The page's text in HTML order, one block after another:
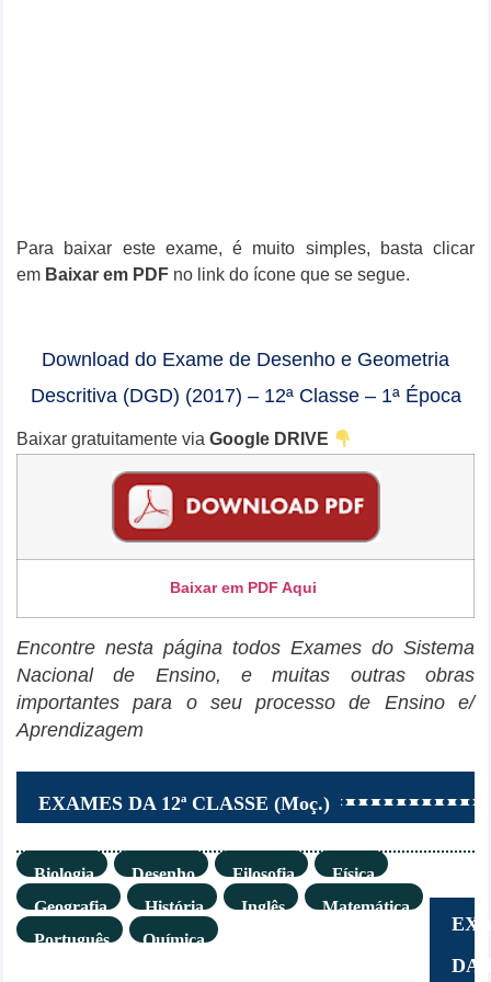
Para baixar este exame, é muito simples, basta clicar
em Baixar em PDF no link do ícone que se segue.
Download do Exame de Desenho e Geometria
Descritiva (DGD) (2017) – 12ª Classe – 1ª Época
Baixar gratuitamente via Google DRIVE
Baixar em PDF Aqui
Encontre nesta página todos Exames do Sistema
Nacional de Ensino, e muitas outras obras
importantes para o seu processo de Ensino e/
Aprendizagem
EXAMES DA 12ª CLASSE (Moç.)
Biologia Desenho Filosofia
Física
Geografia
História Inglês
Matemática
Português
Química
DA